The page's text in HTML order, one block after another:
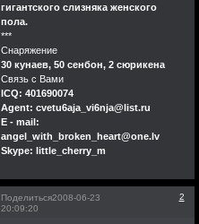
гигантского слизняка женского
пола.
***
Снаряжение
30 кунаев, 50 сенбон, 2 сюрикена
Связь с Вами
ICQ: 401690074
Agent: cvetu6aja_vi6nja@list.ru
E - mail:
angel_with_broken_heart@one.lv
Skype: little_cherry_m
Поделиться 2
2008-06-23
20:09:20